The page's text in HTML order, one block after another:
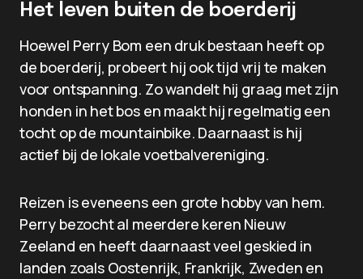
Het leven buiten de boerderij
Hoewel Perry Bom een druk bestaan heeft op
de boerderij, probeert hij ook tijd vrij te maken
voor ontspanning. Zo wandelt hij graag met zijn
honden in het bos en maakt hij regelmatig een
tocht op de mountainbike. Daarnaast is hij
actief bij de lokale voetbalvereniging.
Reizen is eveneens een grote hobby van hem.
Perry bezocht al meerdere keren Nieuw
Zeeland en heeft daarnaast veel geskied in
landen zoals Oostenrijk, Frankrijk, Zweden en